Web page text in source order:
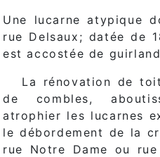
Une lucarne atypique
rue Delsaux; datée de
est accostée de
La rénovation de
de combles,
atrophier les lucarnes
le débordement de la
rue Notre Dame ou